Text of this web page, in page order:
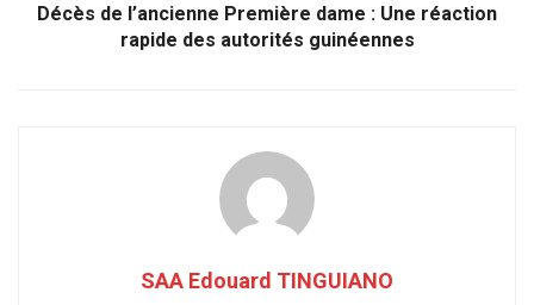
Décès de l’ancienne Première dame : Une réaction
rapide des autorités guinéennes
SAA Edouard TINGUIANO